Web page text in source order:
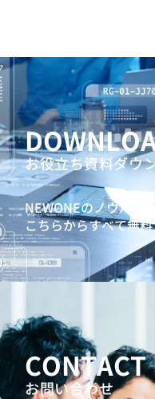
問題発見解決研修
AIリ
若手社員向けコミュニ
若手社員向けジョブク
キャリアクラフトシリ
「PURPOSE」
人生100年時代ゲーム『
ビジネスマインドシミ
自らエンゲージメント
てるための3ヶ年育成
若手向け360度サーベ
中堅社員向け研修
7つの習慣® for セール
強みを認識して活用す
リーダーシップ開発プロ
お役立ち資料ダウ
NEWONEのノウハウ
こちらからすべて無
CONTACT
お問い合わせ